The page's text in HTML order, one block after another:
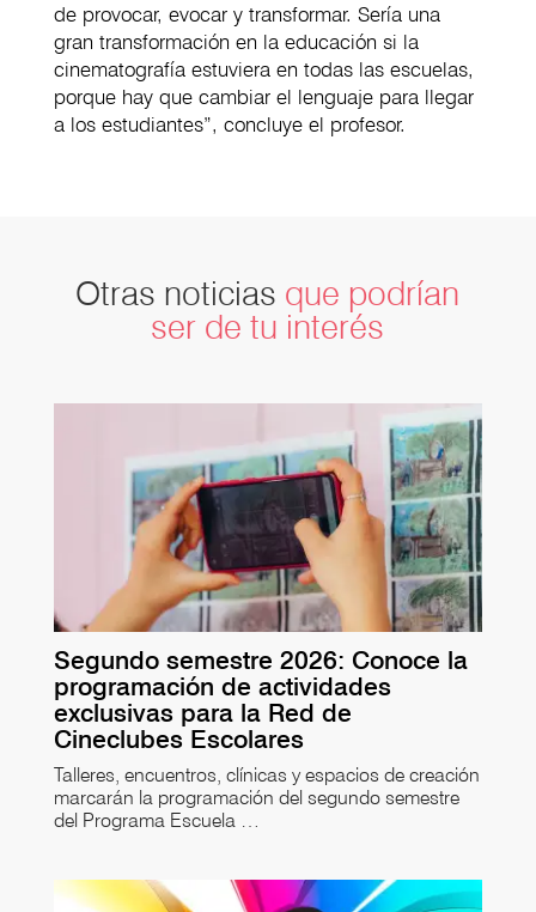
de provocar, evocar y transformar. Sería una
gran transformación en la educación si la
cinematografía estuviera en todas las escuelas,
porque hay que cambiar el lenguaje para llegar
a los estudiantes”, concluye el profesor.
Otras noticias que podrían
ser de tu interés
Segundo semestre 2026: Conoce la
programación de actividades
exclusivas para la Red de
Cineclubes Escolares
Talleres, encuentros, clínicas y espacios de creación
marcarán la programación del segundo semestre
del Programa Escuela …